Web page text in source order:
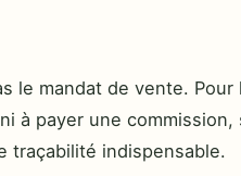
le mandat de vente. Pour
à payer une
traçabilité indispensable.